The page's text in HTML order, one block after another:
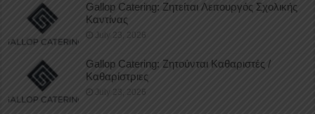
Gallop Catering: Ζητείται Λειτουργός Σχολικής
Καντίνας
July 23, 2026
Gallop Catering: Ζητούνται Καθαριστές /
Καθαρίστριες
July 23, 2026